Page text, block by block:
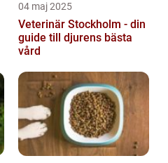
04 maj 2025
Veterinär Stockholm - din
guide till djurens bästa
vård